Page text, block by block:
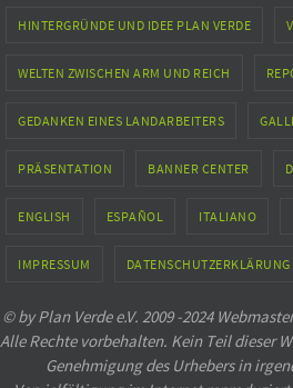
HINTERGRÜNDE UND IDEE PLAN VERDE
WELTEN ZWISCHEN ARM UND REICH
GEDANKEN EINES LANDARBEITERS
PRÄSENTATION BANNER CENTER
ENGLISH ESPAÑOL ITALIANO
IMPRESSUM DATENSCHUTZERKLÄRUNG
© by Plan Verde e.V. 2009 -2024
Alle Rechte vorbehalten. Kein Teil dieser
Genehmigung des Urhebers in